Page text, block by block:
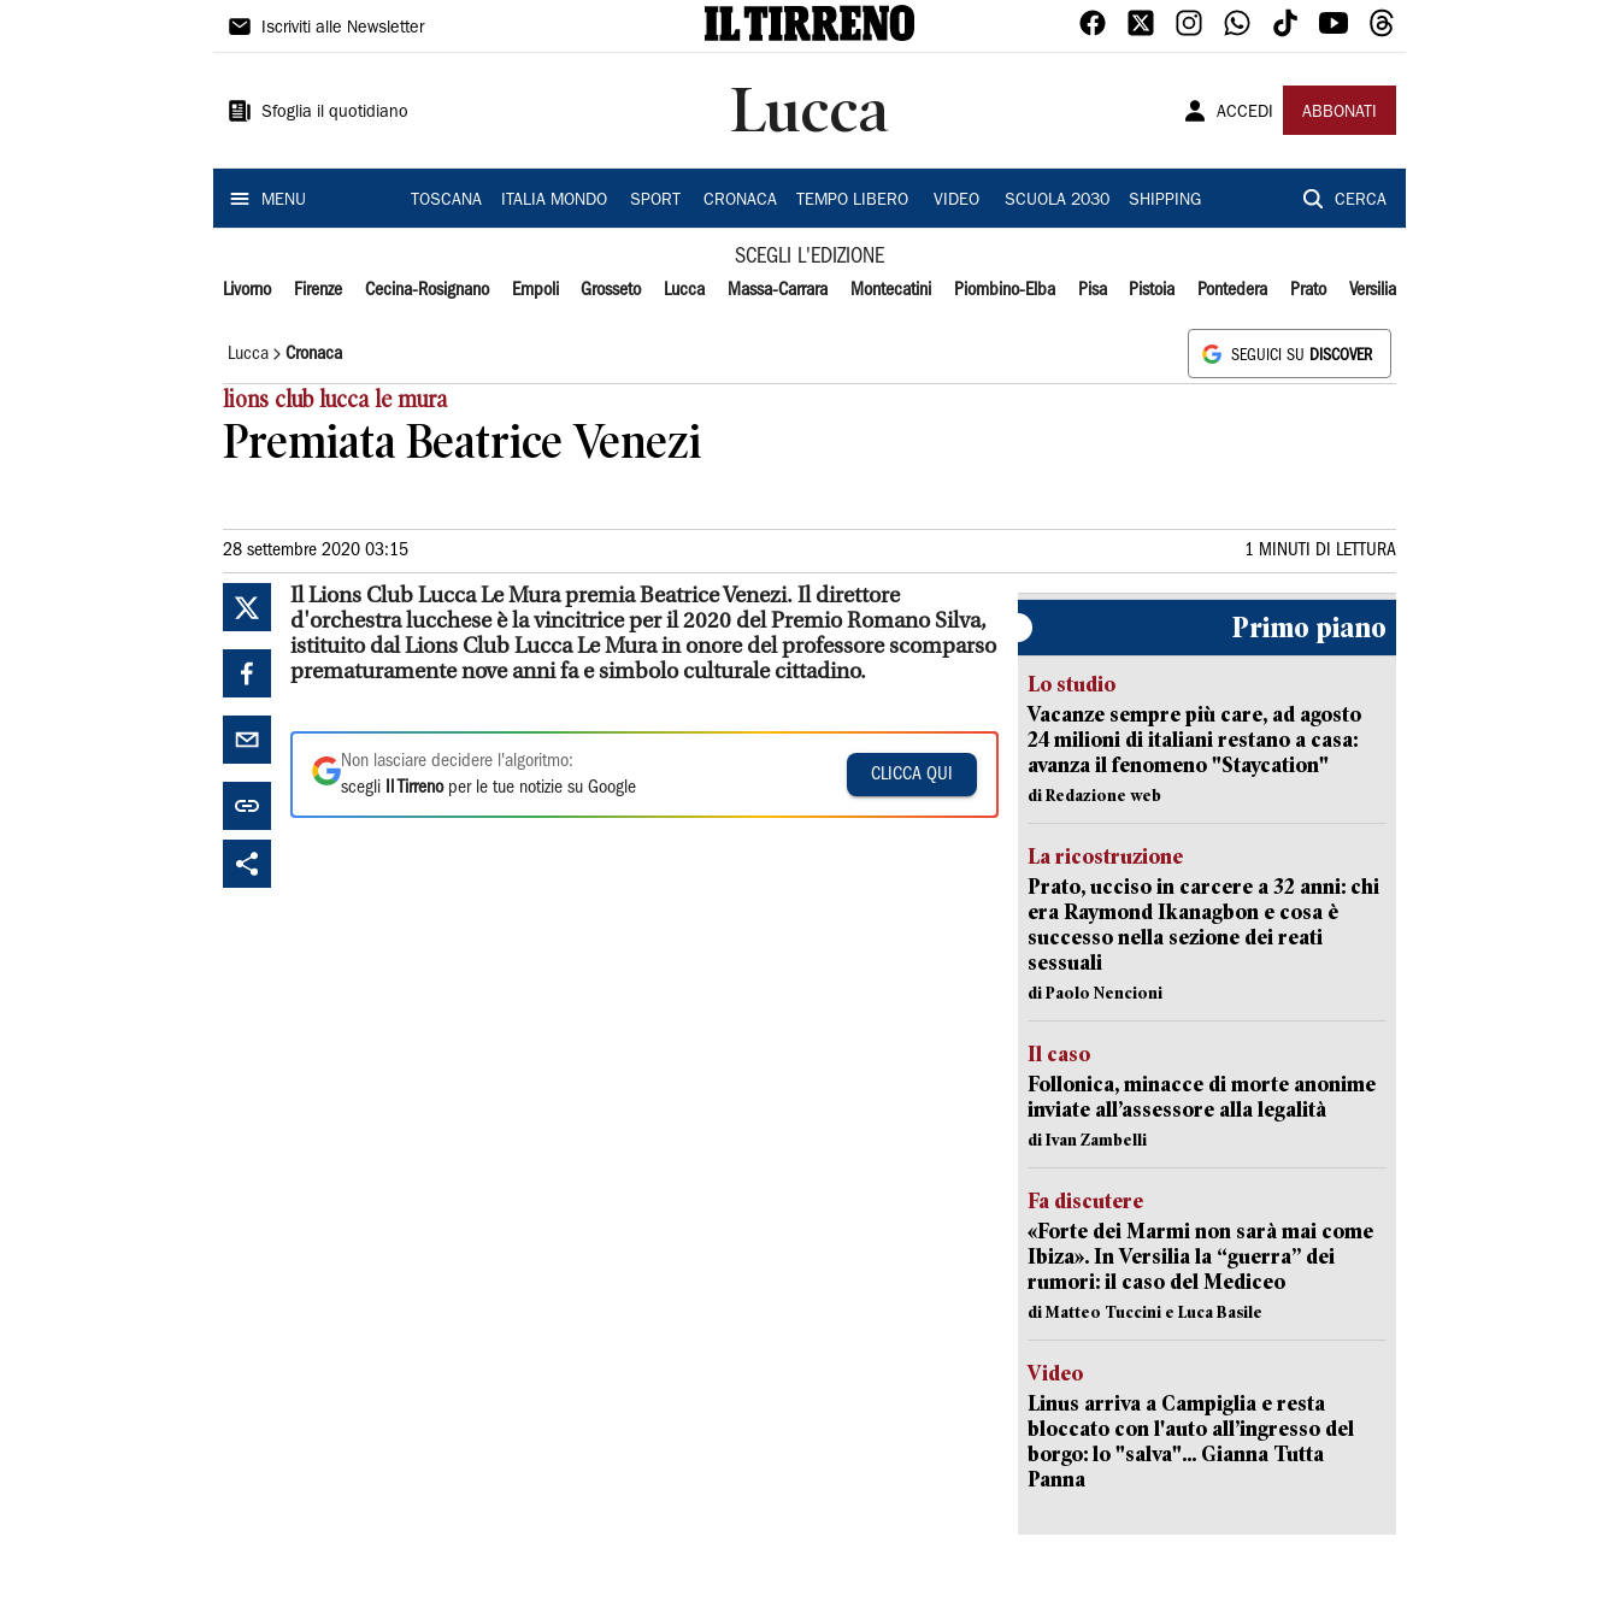
Il
Iscriviti alle Newsletter
Sfoglia il quotidiano Lucca ACCEDI ABBONATI
MENU TOSCANA ITALIA MONDO SPORT CRONACA TEMPO LIBERO VIDEO SCUOLA 2030 SHIPPING CERCA
SCEGLI L'EDIZIONE
Livorno Firenze Cecina-Rosignano Empoli Grosseto Lucca Massa-Carrara Montecatini Piombino-Elba Pisa Pistoia Pontedera Prato Versilia
Lucca Cronaca SEGUICI SU DISCOVER
lions club lucca le mura
Premiata Beatrice Venezi
28 settembre 2020 03:15 1 MINUTI DI LETTURA
Il Lions Club Lucca Le Mura premia Beatrice Venezi. Il direttore
d'orchestra lucchese è la vincitrice per il 2020 del Premio Romano Silva,
istituito dal Lions Club Lucca Le Mura in onore del professore scomparso
prematuramente nove anni fa e simbolo culturale cittadino.
Non lasciare decidere l'algoritmo:
scegli
Il Tirrenoper le tue notizie su Google
CLICCA QUI
Primo piano
Lo studio
Vacanze sempre più care, ad agosto
24 milioni di italiani restano a casa:
avanza il fenomeno "Staycation"
di Redazione web
La ricostruzione
Prato, ucciso in carcere a 32 anni: chi
era Raymond Ikanagbon e cosa è
successo nella sezione dei reati
sessuali
di Paolo Nencioni
Il caso
Follonica, minacce di morte anonime
inviate all’assessore alla legalità
di Ivan Zambelli
Fa discutere
«Forte dei Marmi non sarà mai come
Ibiza». In Versilia la “guerra” dei
rumori: il caso del Mediceo
di Matteo Tuccini e Luca Basile
Video
Linus arriva a Campiglia e resta
bloccato con l'auto all’ingresso del
borgo: lo "salva"... Gianna Tutta
Panna